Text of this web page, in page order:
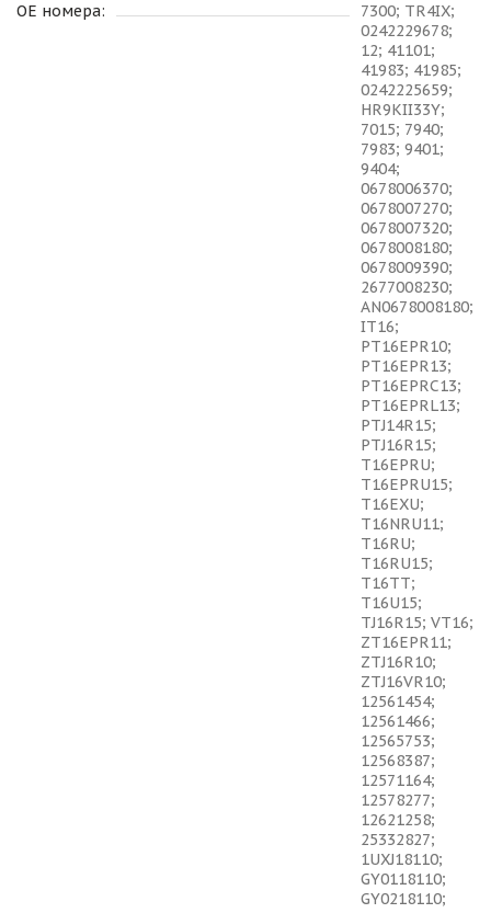
OE номера:
7300; TR4IX;
0242229678;
12; 41101;
41983; 41985;
0242225659;
HR9KII33Y;
7015; 7940;
7983; 9401;
9404;
0678006370;
0678007270;
0678007320;
0678008180;
0678009390;
2677008230;
AN0678008180;
IT16;
PT16EPR10;
PT16EPR13;
PT16EPRC13;
PT16EPRL13;
PTJ14R15;
PTJ16R15;
T16EPRU;
T16EPRU15;
T16EXU;
T16NRU11;
T16RU;
T16RU15;
T16TT;
T16U15;
TJ16R15; VT16;
ZT16EPR11;
ZTJ16R10;
ZTJ16VR10;
12561454;
12561466;
12565753;
12568387;
12571164;
12578277;
12621258;
25332827;
1UXJ18110;
GY0118110;
GY0218110;